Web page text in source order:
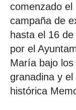
comenzado
campaña de
hasta el 16
por el
María bajo
granadina y
histórica